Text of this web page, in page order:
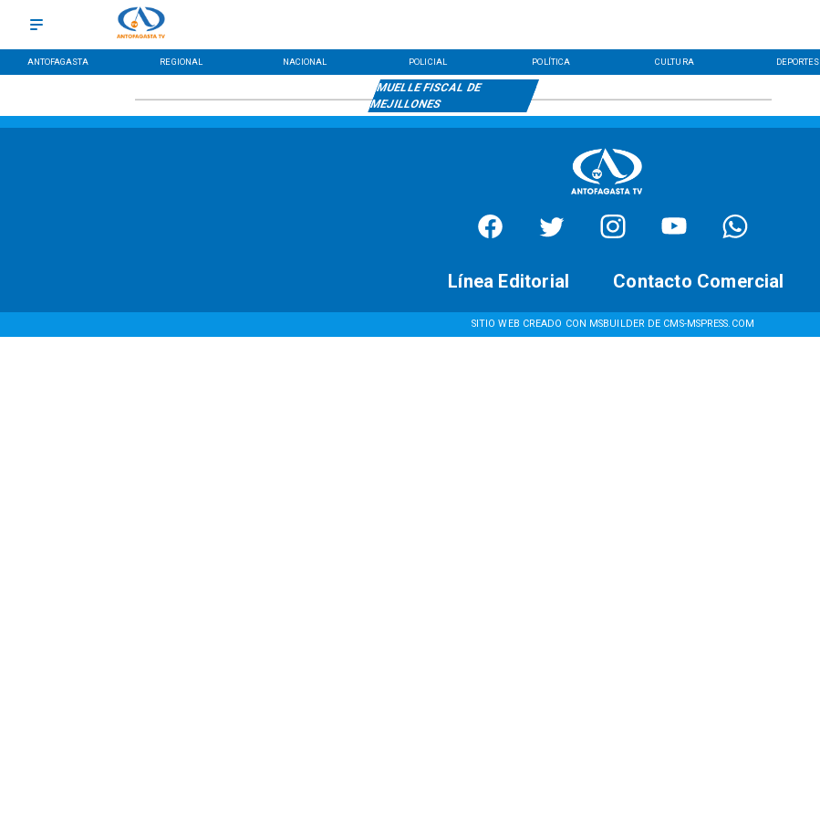
ANTOFAGASTA REGIONAL NACIONAL POLICIAL POLÍTICA CULTURA DEPORTES
MUELLE FISCAL DE
MEJILLONES
SITIO WEB CREADO CON MSBUILDER DE CMS-MSPRESS.COM
Contacto Comercial
Línea Editorial